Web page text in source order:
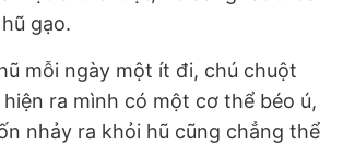
gạo.
mỗi ngày một ít đi, chú chuột
ra mình có một cơ thể béo ú,
nhảy ra khỏi hũ cũng chẳng thể